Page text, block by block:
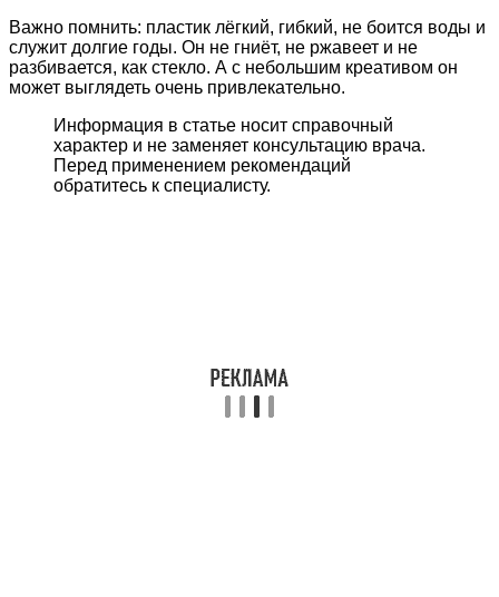
Важно помнить: пластик лёгкий, гибкий, не боится воды и
служит долгие годы. Он не гниёт, не ржавеет и не
разбивается, как стекло. А с небольшим креативом он
может выглядеть очень привлекательно.
Информация в статье носит справочный
характер и не заменяет консультацию врача.
Перед применением рекомендаций
обратитесь к специалисту.